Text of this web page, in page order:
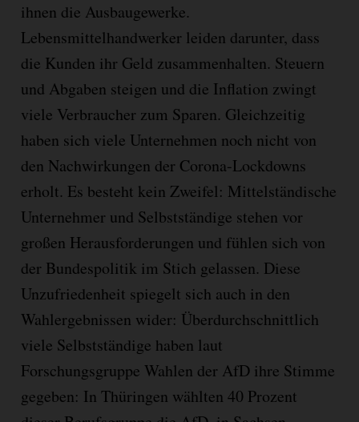
ihnen die Ausbaugewerke.
Lebensmittelhandwerker leiden darunter, dass
die Kunden ihr Geld zusammenhalten. Steuern
und Abgaben steigen und die Inflation zwingt
viele Verbraucher zum Sparen. Gleichzeitig
haben sich viele Unternehmen noch nicht von
den Nachwirkungen der Corona-Lockdowns
erholt. Es besteht kein Zweifel: Mittelständische
Unternehmer und Selbstständige stehen vor
großen Herausforderungen und fühlen sich von
der Bundespolitik im Stich gelassen. Diese
Unzufriedenheit spiegelt sich auch in den
Wahlergebnissen wider: Überdurchschnittlich
viele Selbstständige haben laut
Forschungsgruppe Wahlen der AfD ihre Stimme
gegeben: In Thüringen wählten 40 Prozent